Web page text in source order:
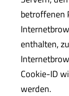
betroffenen
enthalten,
Cookie-ID
werden.